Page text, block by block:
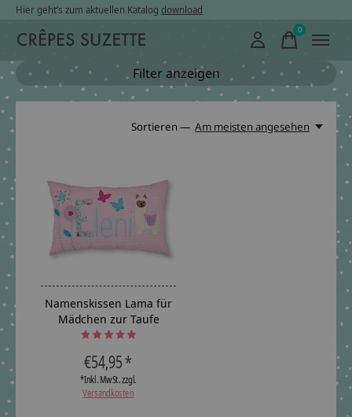
Hier geht’s zum aktuellen Katalog download
0items
Filter anzeigen
Sortieren — Am meisten angesehen
Namenskissen Lama für
Mädchen zur Taufe
The rating of this product is
€54,95 *
*Inkl. MwSt. zzgl.
Versandkosten